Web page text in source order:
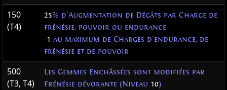
150
(T4)
25% d'Augmentation de Dégâts par Charge de
frénésie, pouvoir ou endurance
-1 au maximum de Charges d'endurance, de
frénésie et de pouvoir
500
(T3, T4)
Les Gemmes Enchâssées sont modifiées par
Frénésie dévorante (Niveau 10)